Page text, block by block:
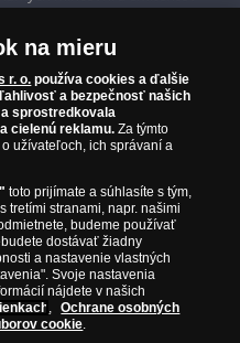
technológiou
detailami.
, zbieranie môžete
môžete každú
jej prijatia, pričom
nákupnú cenu
tovaru na diaľku.
musíte byť starší ako
je výhradne
najneskôr do
bude odoslaný
nie je uvedené inak
mince). Každú
Slovenskej
vrátenia už
uhradenú
30 dní. Reklamácie
predávajúceho,
zákazníckej linke.
je popísaný na
2019
minca
žltým a ružovým rýdzim
100 výročie MS v v
Fínska mincovňa alebo
svojim zákazníkom a
sú v originálnej a v
priloženým Certifikátom
na mieru
r. o. používa cookies a ďalšie
a bezpečnosť našich
sprostredkovala
cielenú reklamu. Za týmto
užívateľoch, ich správaní a
toto prijímate a súhlasíte s tým,
tretími stranami, napr. našimi
budeme používať
dostávať žiadny
a nastavenie vlastných
Svoje nastavenia
nájdete v našich
,
Ochrane osobných
cookie.